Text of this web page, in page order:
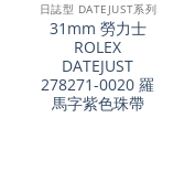
日誌型 DATEJUST系列
31mm 勞力士
ROLEX
DATEJUST
278271-0020 羅
馬字紫色珠帶